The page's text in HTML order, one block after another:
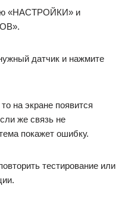
«НАСТРОЙКИ» и
датчик и нажмите
на экране появится
же связь не
покажет ошибку.
тестирование или